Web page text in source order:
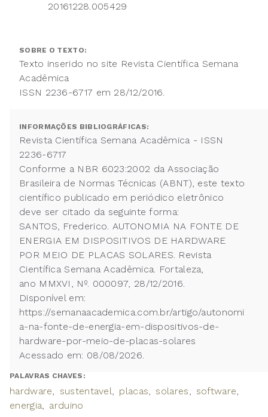
20161228.005429
SOBRE O TEXTO:
Texto inserido no site Revista Científica Semana
Acadêmica
ISSN 2236-6717 em 28/12/2016.
INFORMAÇÕES BIBLIOGRÁFICAS:
Revista Científica Semana Acadêmica - ISSN
2236-6717
Conforme a NBR 6023:2002 da Associação
Brasileira de Normas Técnicas (ABNT), este texto
científico publicado em periódico eletrônico
deve ser citado da seguinte forma:
SANTOS, Frederico. AUTONOMIA NA FONTE DE
ENERGIA EM DISPOSITIVOS DE HARDWARE
POR MEIO DE PLACAS SOLARES. Revista
Científica Semana Acadêmica. Fortaleza,
ano MMXVI, Nº. 000097, 28/12/2016.
Disponível em:
https://semanaacademica.com.br/artigo/autonomi
a-na-fonte-de-energia-em-dispositivos-de-
hardware-por-meio-de-placas-solares
Acessado em: 08/08/2026.
PALAVRAS CHAVES:
hardware sustentavel placas solares
software
energia
arduino